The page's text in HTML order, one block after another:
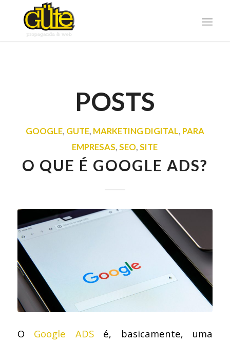
POSTS
GOOGLE, GUTE, MARKETING DIGITAL, PARA
EMPRESAS,SEO,SITE
O QUE É GOOGLE ADS?
O Google ADS é, basicamente, uma